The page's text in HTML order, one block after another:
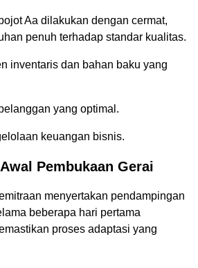
Aa dilakukan dengan cermat,
penuh terhadap standar kualitas.
inventaris dan bahan baku yang
yang optimal.
keuangan bisnis.
Pembukaan Gerai
menyertakan pendampingan
beberapa hari pertama
proses adaptasi yang